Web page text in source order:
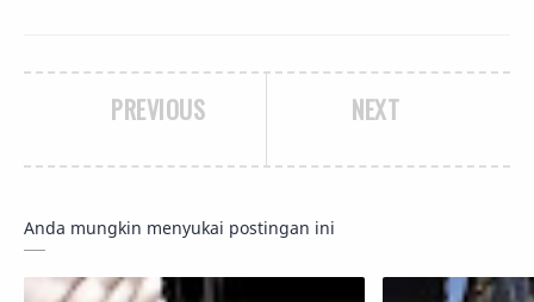
NEXT
PREVIOUS
Anda mungkin menyukai postingan ini